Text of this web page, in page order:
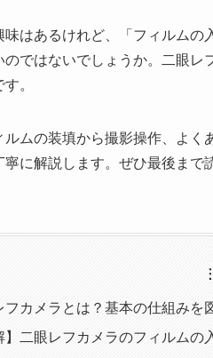
味はあるけれど、「フィルム
のではないでしょうか。二眼
。
ルムの装填から撮影操作、よ
寧に解説します。ぜひ最後まで
フカメラとは？基本の仕組みを
】二眼レフカメラのフィルムの